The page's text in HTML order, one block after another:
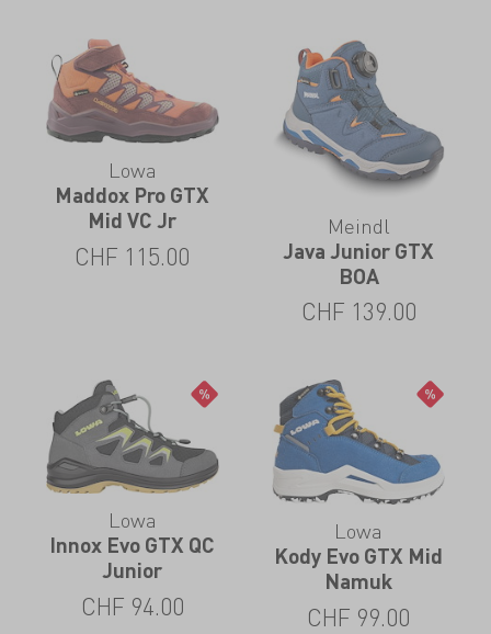
Lowa
Maddox Pro GTX
Mid VC Jr
CHF 115.00
Meindl
Java Junior GTX
BOA
CHF 139.00
Lowa
Innox Evo GTX QC
Junior
CHF 94.00
Lowa
Kody Evo GTX Mid
Namuk
CHF 99.00